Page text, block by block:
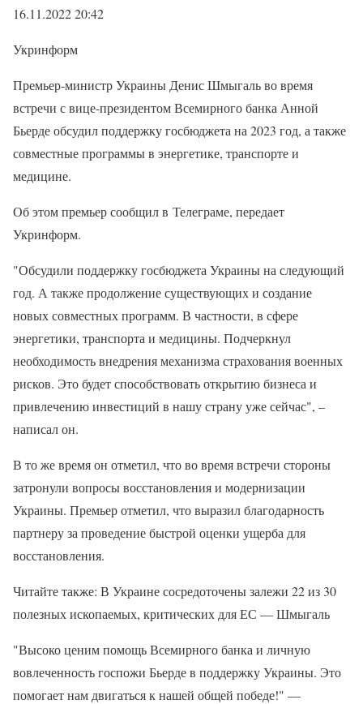
16.11.2022 20:42
Укринформ
Премьер-министр Украины Денис Шмыгаль во время
встречи с вице-президентом Всемирного банка Анной
Бьерде обсудил поддержку госбюджета на 2023 год, а также
совместные программы в энергетике, транспорте и
медицине.
Об этом премьер сообщил в Телеграме, передает
Укринформ.
"Обсудили поддержку госбюджета Украины на следующий
год. А также продолжение существующих и создание
новых совместных программ. В частности, в сфере
энергетики, транспорта и медицины. Подчеркнул
необходимость внедрения механизма страхования военных
рисков. Это будет способствовать открытию бизнеса и
привлечению инвестиций в нашу страну уже сейчас", –
написал он.
В то же время он отметил, что во время встречи стороны
затронули вопросы восстановления и модернизации
Украины. Премьер отметил, что выразил благодарность
партнеру за проведение быстрой оценки ущерба для
восстановления.
Читайте также: В Украине сосредоточены залежи 22 из 30
полезных ископаемых, критических для ЕС — Шмыгаль
"Высоко ценим помощь Всемирного банка и личную
вовлеченность госпожи Бьерде в поддержку Украины. Это
помогает нам двигаться к нашей общей победе!" —